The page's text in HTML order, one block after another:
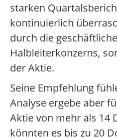
starken
kontinuierlich
durch die
Halbleiterkonzerns,
der Aktie.
Seine Empfehlung
Analyse ergebe aber
Aktie von mehr als 14
könnten es bis zu 20